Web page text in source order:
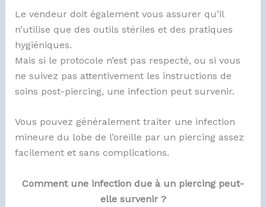
Le vendeur doit également vous assurer qu’il
n’utilise que des outils stériles et des pratiques
hygiéniques.
Mais si le protocole n’est pas respecté, ou si vous
ne suivez pas attentivement les instructions de
soins post-piercing, une infection peut survenir.
Vous pouvez généralement traiter une infection
mineure du lobe de l’oreille par un piercing assez
facilement et sans complications.
Comment une infection due à un piercing peut-
elle survenir ?